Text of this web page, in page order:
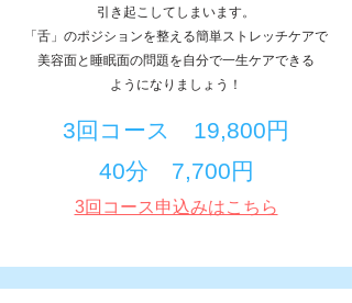
引き起こしてしまいます。
「舌」のポジションを整える簡単ストレッチケアで
美容面と睡眠面の問題を自分で一生ケアできる
​ようになりましょう！
3回コース 19,800円
40分 7,700円
3回コース申込みはこちら